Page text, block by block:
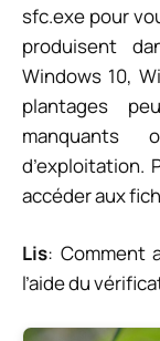
sfc.exe pour
produisent
Windows 10,
plantages
manquants
d’exploitation.
accéder aux
Lis: Comment
l’aide du